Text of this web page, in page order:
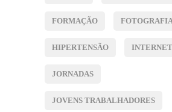
FORMAÇÃO
HIPERTENSÃO INTERNET
JORNADAS
JOVENS TRABALHADORES